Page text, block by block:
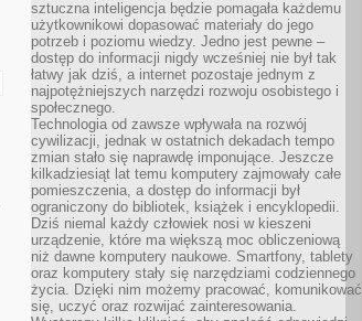
sztuczna inteligencja będzie pomagała każdemu
użytkownikowi dopasować materiały do jego
potrzeb i poziomu wiedzy. Jedno jest pewne –
dostęp do informacji nigdy wcześniej nie był tak
łatwy jak dziś, a internet pozostaje jednym z
najpotężniejszych narzędzi rozwoju osobistego i
społecznego.
Technologia od zawsze wpływała na rozwój
cywilizacji, jednak w ostatnich dekadach tempo
zmian stało się naprawdę imponujące. Jeszcze
kilkadziesiąt lat temu komputery zajmowały całe
pomieszczenia, a dostęp do informacji był
ograniczony do bibliotek, książek i encyklopedii.
Dziś niemal każdy człowiek nosi w kieszeni
urządzenie, które ma większą moc obliczeniową
niż dawne komputery naukowe. Smartfony, tablety
oraz komputery stały się narzędziami codziennego
życia. Dzięki nim możemy pracować, komunikować
się, uczyć oraz rozwijać zainteresowania.